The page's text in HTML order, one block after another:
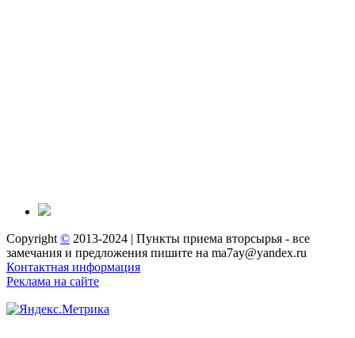
Copyright © 2013-2024 | Пункты приема вторсырья - все
замечания и предложения пишите на ma7ay@yandex.ru
Контактная информация
Реклама на сайте